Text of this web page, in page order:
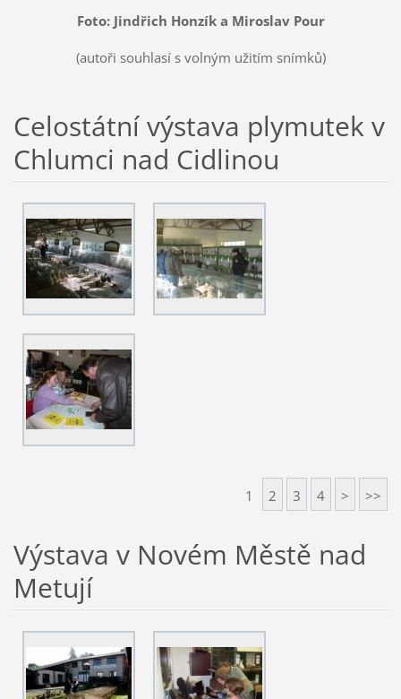
Foto: Jindřich Honzík a Miroslav Pour
(autoři souhlasí s volným užitím snímků)
Celostátní výstava plymutek v
Chlumci nad Cidlinou
1 2 3 4 > >>
Výstava v Novém Městě nad
Metují